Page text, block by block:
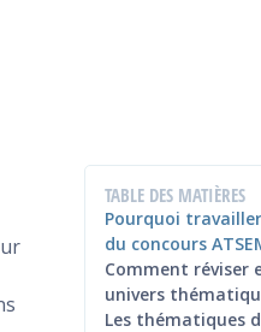
TABLE DES MATIÈRES
Pourquoi
du concours
Comment réviser
univers
Les thématiques